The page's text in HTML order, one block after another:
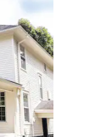
recensies